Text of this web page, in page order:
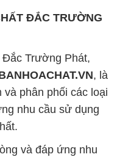
ĐẮC TRƯỜNG
Đắc Trường Phát,
, là
và phân phối các loại
nhu cầu sử dụng
và đáp ứng nhu